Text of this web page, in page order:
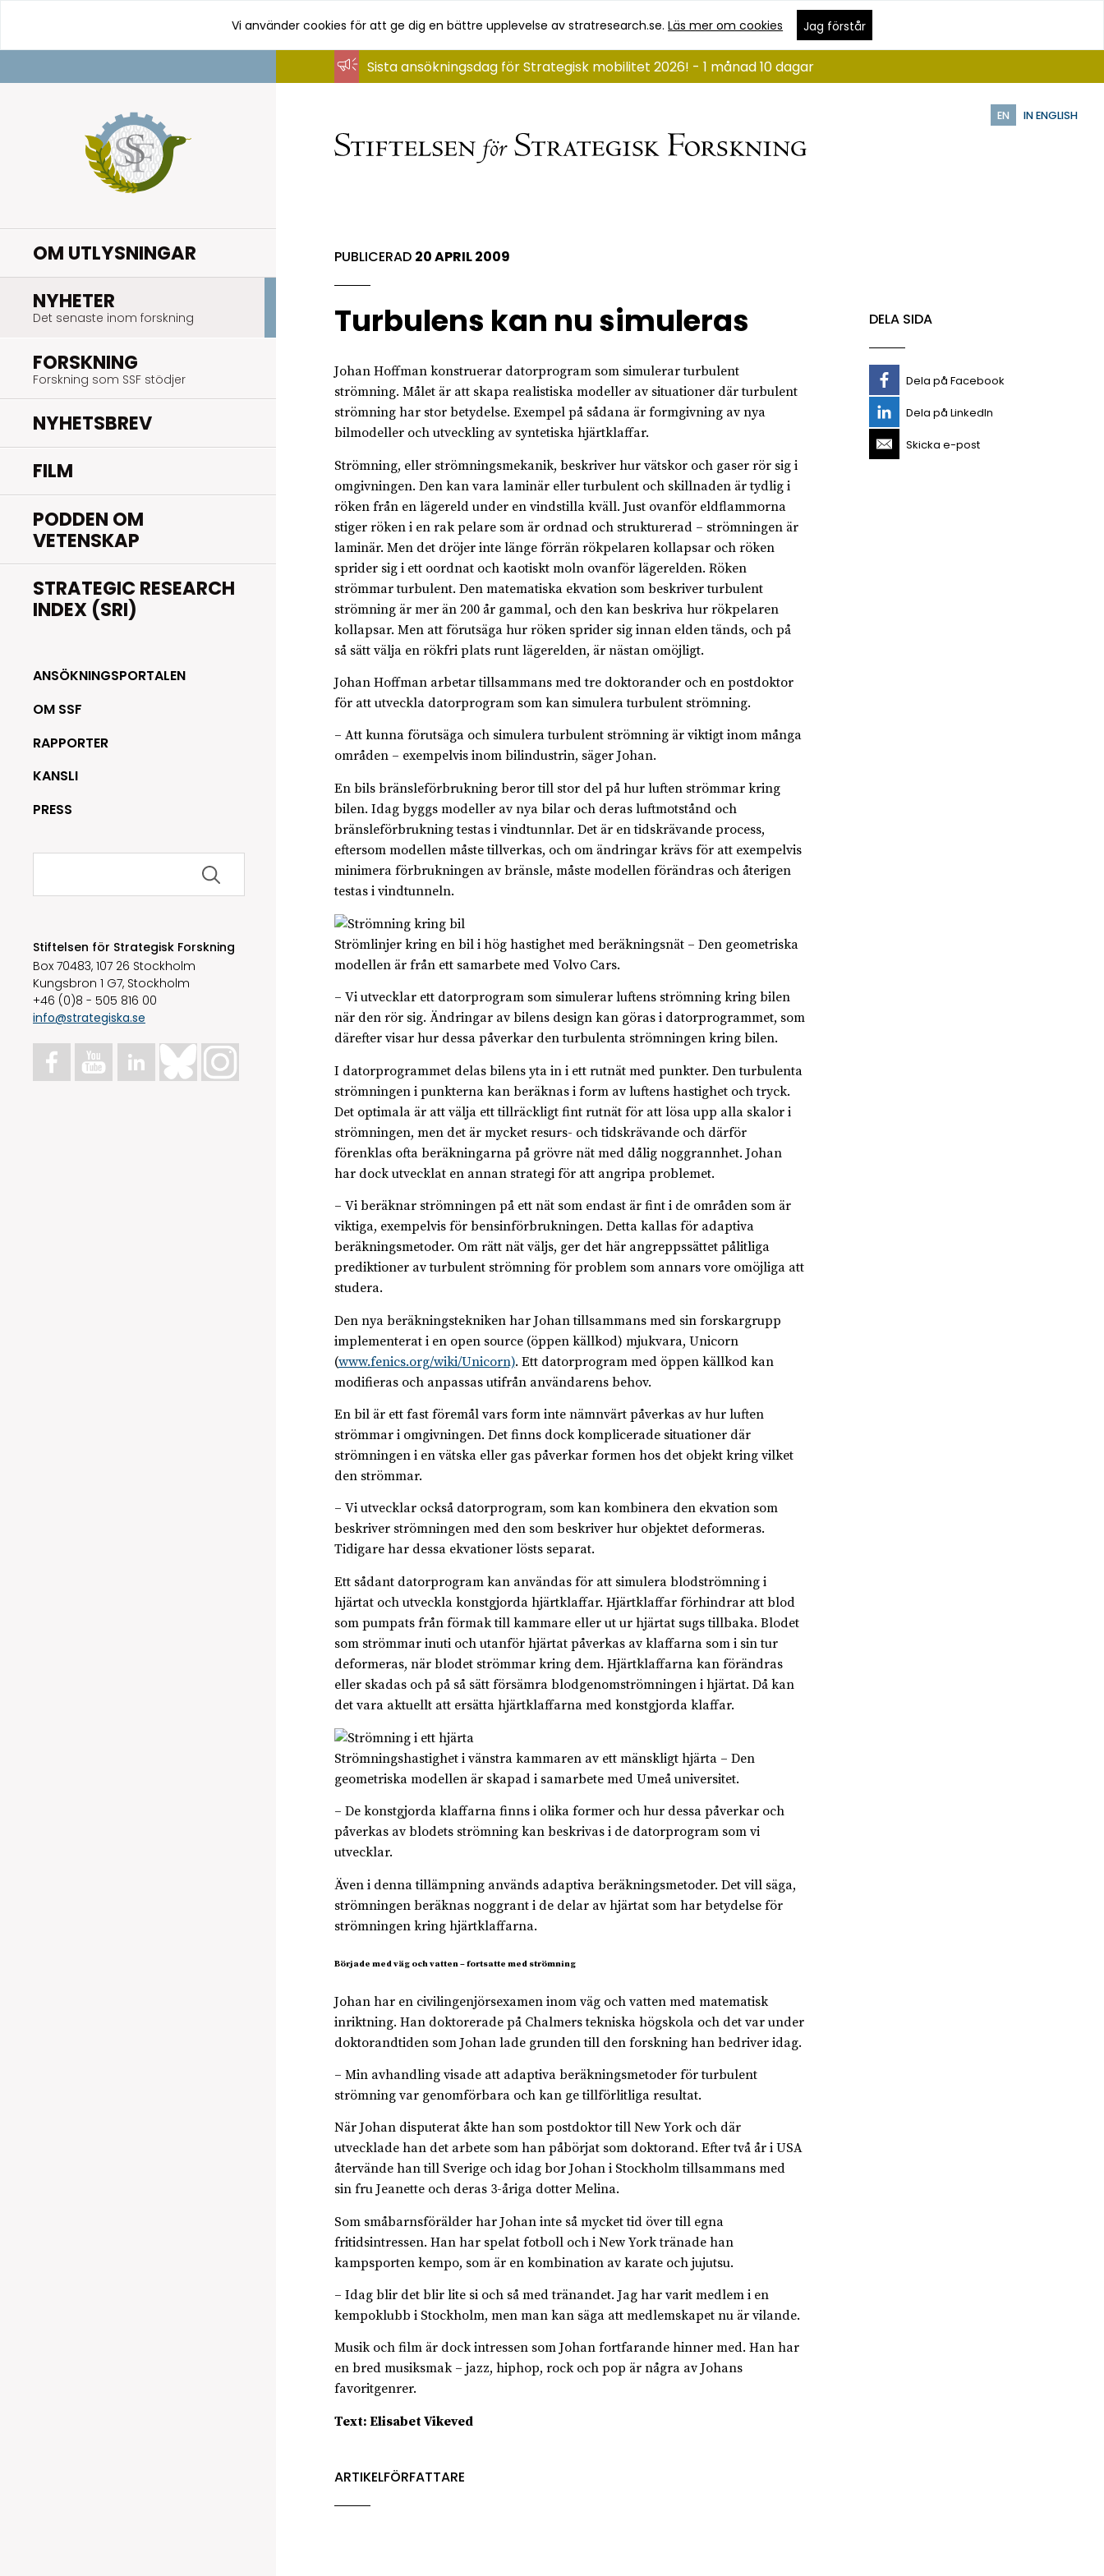
innehåll
Vi använder cookies för att ge dig en bättre upplevelse av stratresearch.se.Läs mer om cookies Jag förstår
EN IN ENGLISH
OM UTLYSNINGAR
NYHETER
Det senaste inom forskning
FORSKNING
Forskning som SSF stödjer
NYHETSBREV
FILM
PODDEN OM
VETENSKAP
STRATEGIC RESEARCH
INDEX (SRI)
ANSÖKNINGSPORTALEN
OM SSF
RAPPORTER
KANSLI
PRESS
Sök
Stiftelsen för Strategisk Forskning
Box 70483, 107 26 Stockholm
Kungsbron 1 G7, Stockholm
+46 (0)8 - 505 816 00
info@strategiska.se
Sista ansökningsdag för Strategisk mobilitet 2026! - 1 månad 10 dagar
PUBLICERAD 20 APRIL 2009
Turbulens kan nu simuleras
Johan Hoffman konstruerar datorprogram som simulerar turbulent
strömning. Målet är att skapa realistiska modeller av situationer där turbulent
strömning har stor betydelse. Exempel på sådana är formgivning av nya
bilmodeller och utveckling av syntetiska hjärtklaffar.
Strömning, eller strömningsmekanik, beskriver hur vätskor och gaser rör sig i
omgivningen. Den kan vara laminär eller turbulent och skillnaden är tydlig i
röken från en lägereld under en vindstilla kväll. Just ovanför eldflammorna
stiger röken i en rak pelare som är ordnad och strukturerad – strömningen är
laminär. Men det dröjer inte länge förrän rökpelaren kollapsar och röken
sprider sig i ett oordnat och kaotiskt moln ovanför lägerelden. Röken
strömmar turbulent. Den matematiska ekvation som beskriver turbulent
strömning är mer än 200 år gammal, och den kan beskriva hur rökpelaren
kollapsar. Men att förutsäga hur röken sprider sig innan elden tänds, och på
så sätt välja en rökfri plats runt lägerelden, är nästan omöjligt.
Johan Hoffman arbetar tillsammans med tre doktorander och en postdoktor
för att utveckla datorprogram som kan simulera turbulent strömning.
– Att kunna förutsäga och simulera turbulent strömning är viktigt inom många
områden – exempelvis inom bilindustrin, säger Johan.
En bils bränsleförbrukning beror till stor del på hur luften strömmar kring
bilen. Idag byggs modeller av nya bilar och deras luftmotstånd och
bränsleförbrukning testas i vindtunnlar. Det är en tidskrävande process,
eftersom modellen måste tillverkas, och om ändringar krävs för att exempelvis
minimera förbrukningen av bränsle, måste modellen förändras och återigen
testas i vindtunneln.
Strömlinjer kring en bil i hög hastighet med beräkningsnät – Den geometriska
modellen är från ett samarbete med Volvo Cars.
– Vi utvecklar ett datorprogram som simulerar luftens strömning kring bilen
när den rör sig. Ändringar av bilens design kan göras i datorprogrammet, som
därefter visar hur dessa påverkar den turbulenta strömningen kring bilen.
I datorprogrammet delas bilens yta in i ett rutnät med punkter. Den turbulenta
strömningen i punkterna kan beräknas i form av luftens hastighet och tryck.
Det optimala är att välja ett tillräckligt fint rutnät för att lösa upp alla skalor i
strömningen, men det är mycket resurs- och tidskrävande och därför
förenklas ofta beräkningarna på grövre nät med dålig noggrannhet. Johan
har dock utvecklat en annan strategi för att angripa problemet.
– Vi beräknar strömningen på ett nät som endast är fint i de områden som är
viktiga, exempelvis för bensinförbrukningen. Detta kallas för adaptiva
beräkningsmetoder. Om rätt nät väljs, ger det här angreppssättet pålitliga
prediktioner av turbulent strömning för problem som annars vore omöjliga att
studera.
Den nya beräkningstekniken har Johan tillsammans med sin forskargrupp
implementerat i en open source (öppen källkod) mjukvara, Unicorn
(www.fenics.org/wiki/Unicorn). Ett datorprogram med öppen källkod kan
modifieras och anpassas utifrån användarens behov.
En bil är ett fast föremål vars form inte nämnvärt påverkas av hur luften
strömmar i omgivningen. Det finns dock komplicerade situationer där
strömningen i en vätska eller gas påverkar formen hos det objekt kring vilket
den strömmar.
– Vi utvecklar också datorprogram, som kan kombinera den ekvation som
beskriver strömningen med den som beskriver hur objektet deformeras.
Tidigare har dessa ekvationer lösts separat.
Ett sådant datorprogram kan användas för att simulera blodströmning i
hjärtat och utveckla konstgjorda hjärtklaffar. Hjärtklaffar förhindrar att blod
som pumpats från förmak till kammare eller ut ur hjärtat sugs tillbaka. Blodet
som strömmar inuti och utanför hjärtat påverkas av klaffarna som i sin tur
deformeras, när blodet strömmar kring dem. Hjärtklaffarna kan förändras
eller skadas och på så sätt försämra blodgenomströmningen i hjärtat. Då kan
det vara aktuellt att ersätta hjärtklaffarna med konstgjorda klaffar.
Strömningshastighet i vänstra kammaren av ett mänskligt hjärta – Den
geometriska modellen är skapad i samarbete med Umeå universitet.
– De konstgjorda klaffarna finns i olika former och hur dessa påverkar och
påverkas av blodets strömning kan beskrivas i de datorprogram som vi
utvecklar.
Även i denna tillämpning används adaptiva beräkningsmetoder. Det vill säga,
strömningen beräknas noggrant i de delar av hjärtat som har betydelse för
strömningen kring hjärtklaffarna.
Började med väg och vatten – fortsatte med strömning
Johan har en civilingenjörsexamen inom väg och vatten med matematisk
inriktning. Han doktorerade på Chalmers tekniska högskola och det var under
doktorandtiden som Johan lade grunden till den forskning han bedriver idag.
– Min avhandling visade att adaptiva beräkningsmetoder för turbulent
strömning var genomförbara och kan ge tillförlitliga resultat.
När Johan disputerat åkte han som postdoktor till New York och där
utvecklade han det arbete som han påbörjat som doktorand. Efter två år i USA
återvände han till Sverige och idag bor Johan i Stockholm tillsammans med
sin fru Jeanette och deras 3-åriga dotter Melina.
Som småbarnsförälder har Johan inte så mycket tid över till egna
fritidsintressen. Han har spelat fotboll och i New York tränade han
kampsporten kempo, som är en kombination av karate och jujutsu.
– Idag blir det blir lite si och så med tränandet. Jag har varit medlem i en
kempoklubb i Stockholm, men man kan säga att medlemskapet nu är vilande.
Musik och film är dock intressen som Johan fortfarande hinner med. Han har
en bred musiksmak – jazz, hiphop, rock och pop är några av Johans
favoritgenrer.
Text: Elisabet Vikeved
ARTIKELFÖRFATTARE
DELA SIDA
Dela på Facebook
Dela på LinkedIn
Skicka e-post